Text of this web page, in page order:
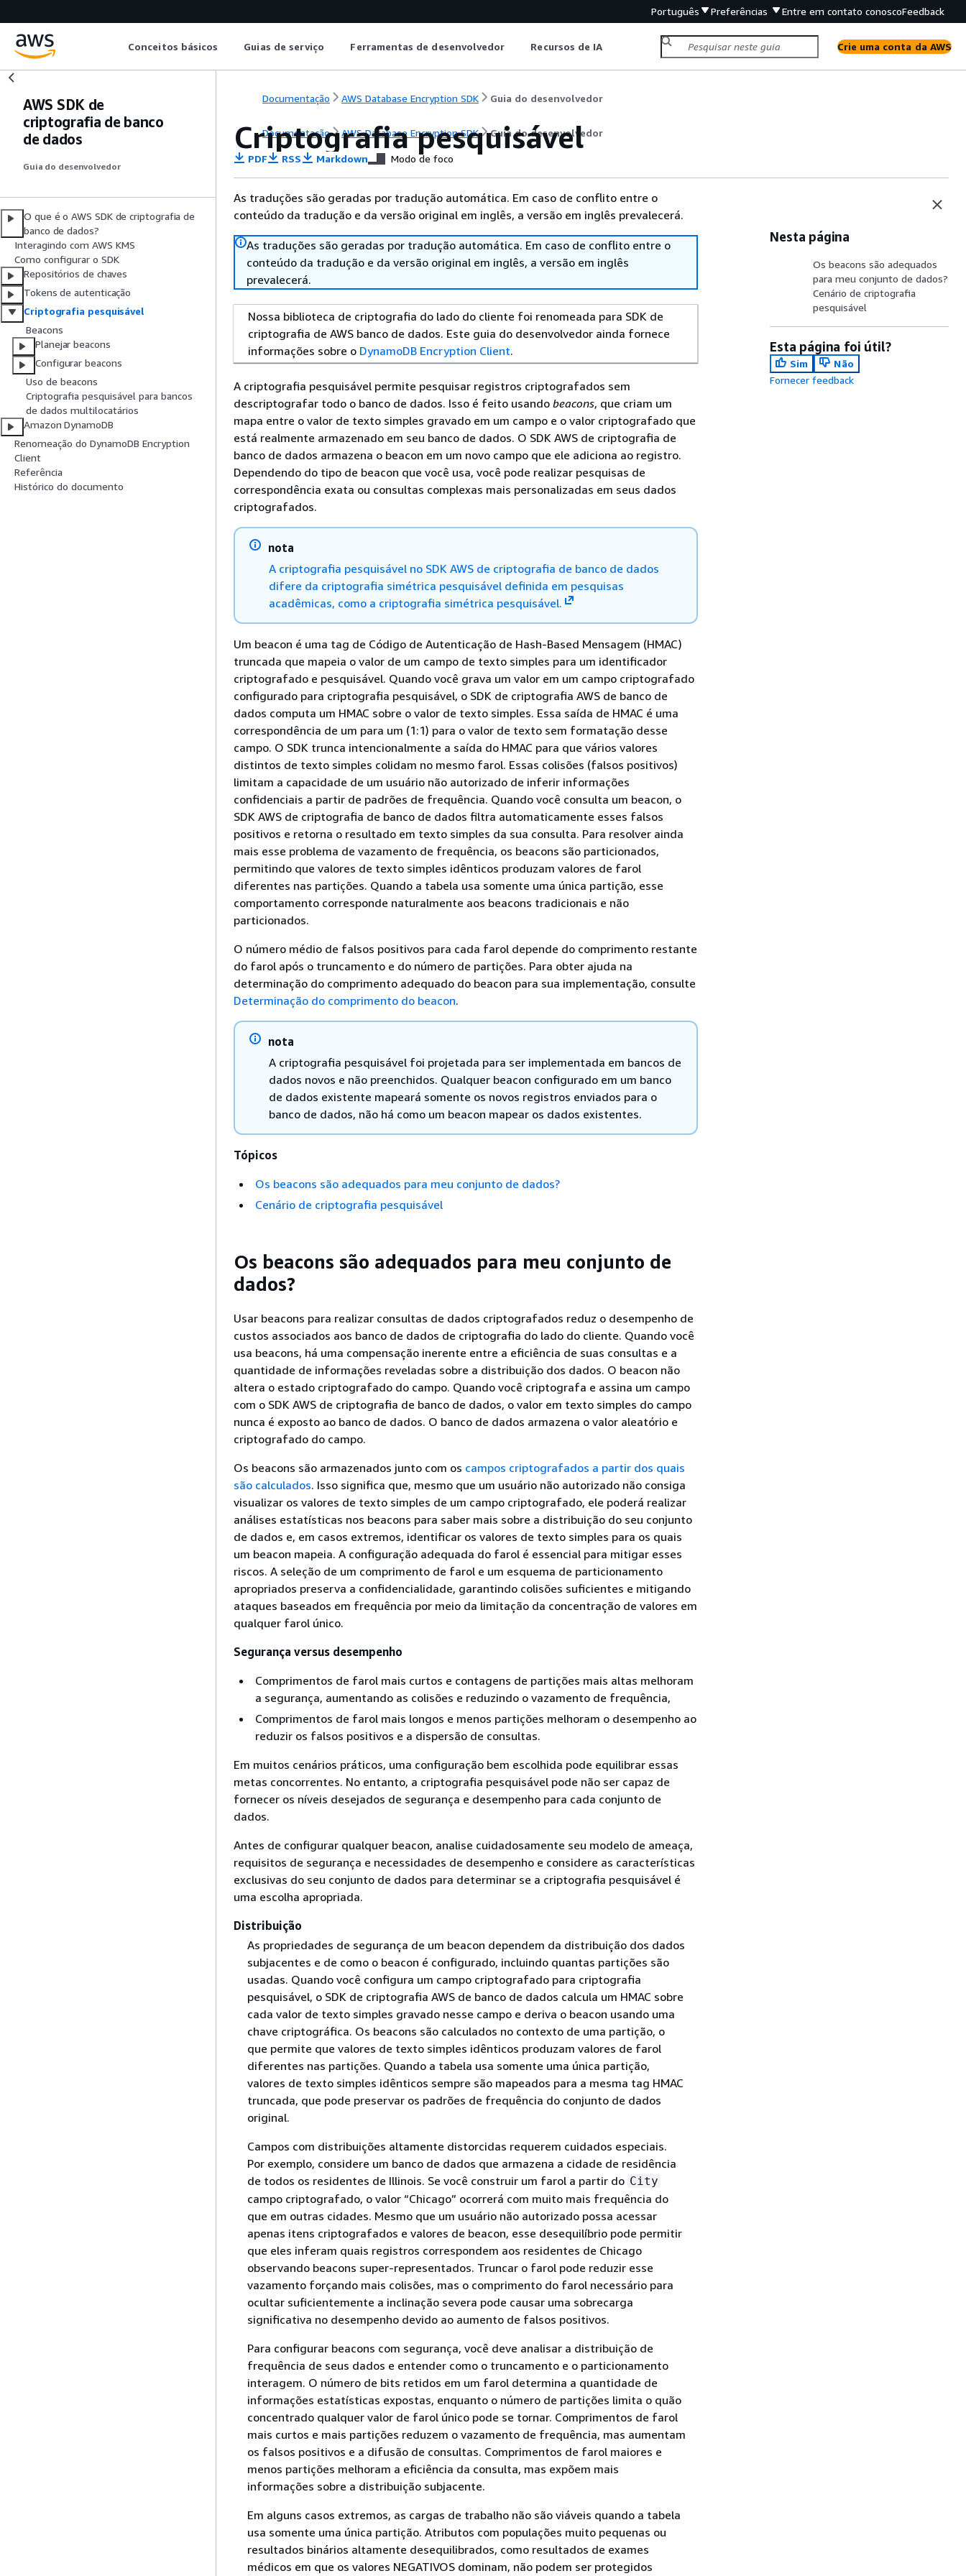
Português Preferências Entre em contato conoscoFeedback
Conceitos básicos Guias de serviço Ferramentas de desenvolvedor Recursos de IA Crie uma conta da AWS
AWS SDK de
criptografia de banco
de dados
Guia do desenvolvedor
O que é o AWS SDK de criptografia de
banco de dados?
Interagindo com AWS KMS
Como configurar o SDK
Repositórios de chaves
Tokens de autenticação
Criptografia pesquisável
Beacons
Planejar beacons
Configurar beacons
Uso de beacons
Criptografia pesquisável para bancos
de dados multilocatários
Amazon DynamoDB
Renomeação do DynamoDB Encryption
Client
Referência
Histórico do documento
Documentação AWS Database Encryption SDK Guia do desenvolvedor
Documentação AWS Database Encryption SDK Guia do desenvolvedor
Criptografia pesquisável
PDF RSS Markdown Modo de foco
As traduções são geradas por tradução automática. Em caso de conflito entre o
conteúdo da tradução e da versão original em inglês, a versão em inglês prevalecerá.
As traduções são geradas por tradução automática. Em caso de conflito entre o
conteúdo da tradução e da versão original em inglês, a versão em inglês
prevalecerá.
Nossa biblioteca de criptografia do lado do cliente foi renomeada para SDK de
criptografia de AWS banco de dados. Este guia do desenvolvedor ainda fornece
informações sobre o DynamoDB Encryption Client.
A criptografia pesquisável permite pesquisar registros criptografados sem
descriptografar todo o banco de dados. Isso é feito usando beacons, que criam um
mapa entre o valor de texto simples gravado em um campo e o valor criptografado que
está realmente armazenado em seu banco de dados. O SDK AWS de criptografia de
banco de dados armazena o beacon em um novo campo que ele adiciona ao registro.
Dependendo do tipo de beacon que você usa, você pode realizar pesquisas de
correspondência exata ou consultas complexas mais personalizadas em seus dados
criptografados.
nota
A criptografia pesquisável no SDK AWS de criptografia de banco de dados
difere da criptografia simétrica pesquisável definida em pesquisas
acadêmicas, como a criptografia simétrica pesquisável.
Um beacon é uma tag de Código de Autenticação de Hash-Based Mensagem (HMAC)
truncada que mapeia o valor de um campo de texto simples para um identificador
criptografado e pesquisável. Quando você grava um valor em um campo criptografado
configurado para criptografia pesquisável, o SDK de criptografia AWS de banco de
dados computa um HMAC sobre o valor de texto simples. Essa saída de HMAC é uma
correspondência de um para um (1:1) para o valor de texto sem formatação desse
campo. O SDK trunca intencionalmente a saída do HMAC para que vários valores
distintos de texto simples colidam no mesmo farol. Essas colisões (falsos positivos)
limitam a capacidade de um usuário não autorizado de inferir informações
confidenciais a partir de padrões de frequência. Quando você consulta um beacon, o
SDK AWS de criptografia de banco de dados filtra automaticamente esses falsos
positivos e retorna o resultado em texto simples da sua consulta. Para resolver ainda
mais esse problema de vazamento de frequência, os beacons são particionados,
permitindo que valores de texto simples idênticos produzam valores de farol
diferentes nas partições. Quando a tabela usa somente uma única partição, esse
comportamento corresponde naturalmente aos beacons tradicionais e não
particionados.
O número médio de falsos positivos para cada farol depende do comprimento restante
do farol após o truncamento e do número de partições. Para obter ajuda na
determinação do comprimento adequado do beacon para sua implementação, consulte
Determinação do comprimento do beacon.
nota
A criptografia pesquisável foi projetada para ser implementada em bancos de
dados novos e não preenchidos. Qualquer beacon configurado em um banco
de dados existente mapeará somente os novos registros enviados para o
banco de dados, não há como um beacon mapear os dados existentes.
Tópicos
Os beacons são adequados para meu conjunto de dados?
Cenário de criptografia pesquisável
Os beacons são adequados para meu conjunto de
dados?
Usar beacons para realizar consultas de dados criptografados reduz o desempenho de
custos associados aos banco de dados de criptografia do lado do cliente. Quando você
usa beacons, há uma compensação inerente entre a eficiência de suas consultas e a
quantidade de informações reveladas sobre a distribuição dos dados. O beacon não
altera o estado criptografado do campo. Quando você criptografa e assina um campo
com o SDK AWS de criptografia de banco de dados, o valor em texto simples do campo
nunca é exposto ao banco de dados. O banco de dados armazena o valor aleatório e
criptografado do campo.
Os beacons são armazenados junto com os campos criptografados a partir dos quais
são calculados. Isso significa que, mesmo que um usuário não autorizado não consiga
visualizar os valores de texto simples de um campo criptografado, ele poderá realizar
análises estatísticas nos beacons para saber mais sobre a distribuição do seu conjunto
de dados e, em casos extremos, identificar os valores de texto simples para os quais
um beacon mapeia. A configuração adequada do farol é essencial para mitigar esses
riscos. A seleção de um comprimento de farol e um esquema de particionamento
apropriados preserva a confidencialidade, garantindo colisões suficientes e mitigando
ataques baseados em frequência por meio da limitação da concentração de valores em
qualquer farol único.
Segurança versus desempenho
Comprimentos de farol mais curtos e contagens de partições mais altas melhoram
a segurança, aumentando as colisões e reduzindo o vazamento de frequência,
Comprimentos de farol mais longos e menos partições melhoram o desempenho ao
reduzir os falsos positivos e a dispersão de consultas.
Em muitos cenários práticos, uma configuração bem escolhida pode equilibrar essas
metas concorrentes. No entanto, a criptografia pesquisável pode não ser capaz de
fornecer os níveis desejados de segurança e desempenho para cada conjunto de
dados.
Antes de configurar qualquer beacon, analise cuidadosamente seu modelo de ameaça,
requisitos de segurança e necessidades de desempenho e considere as características
exclusivas do seu conjunto de dados para determinar se a criptografia pesquisável é
uma escolha apropriada.
Distribuição
As propriedades de segurança de um beacon dependem da distribuição dos dados
subjacentes e de como o beacon é configurado, incluindo quantas partições são
usadas. Quando você configura um campo criptografado para criptografia
pesquisável, o SDK de criptografia AWS de banco de dados calcula um HMAC sobre
cada valor de texto simples gravado nesse campo e deriva o beacon usando uma
chave criptográfica. Os beacons são calculados no contexto de uma partição, o
que permite que valores de texto simples idênticos produzam valores de farol
diferentes nas partições. Quando a tabela usa somente uma única partição,
valores de texto simples idênticos sempre são mapeados para a mesma tag HMAC
truncada, que pode preservar os padrões de frequência do conjunto de dados
original.
Campos com distribuições altamente distorcidas requerem cuidados especiais.
Por exemplo, considere um banco de dados que armazena a cidade de residência
de todos os residentes de Illinois. Se você construir um farol a partir do City
campo criptografado, o valor “Chicago” ocorrerá com muito mais frequência do
que em outras cidades. Mesmo que um usuário não autorizado possa acessar
apenas itens criptografados e valores de beacon, esse desequilíbrio pode permitir
que eles inferam quais registros correspondem aos residentes de Chicago
observando beacons super-representados. Truncar o farol pode reduzir esse
vazamento forçando mais colisões, mas o comprimento do farol necessário para
ocultar suficientemente a inclinação severa pode causar uma sobrecarga
significativa no desempenho devido ao aumento de falsos positivos.
Para configurar beacons com segurança, você deve analisar a distribuição de
frequência de seus dados e entender como o truncamento e o particionamento
interagem. O número de bits retidos em um farol determina a quantidade de
informações estatísticas expostas, enquanto o número de partições limita o quão
concentrado qualquer valor de farol único pode se tornar. Comprimentos de farol
mais curtos e mais partições reduzem o vazamento de frequência, mas aumentam
os falsos positivos e a difusão de consultas. Comprimentos de farol maiores e
menos partições melhoram a eficiência da consulta, mas expõem mais
informações sobre a distribuição subjacente.
Em alguns casos extremos, as cargas de trabalho não são viáveis quando a tabela
usa somente uma única partição. Atributos com populações muito pequenas ou
resultados binários altamente desequilibrados, como resultados de exames
médicos em que os valores NEGATIVOS dominam, não podem ser protegidos
Nesta página
Os beacons são adequados
para meu conjunto de dados?
Cenário de criptografia
pesquisável
Esta página foi útil?
Sim
Não
Fornecer feedback